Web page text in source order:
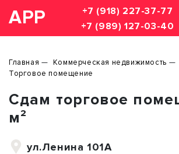
АРР
+7 (918) 227-37-77
+7 (989) 127-03-40
Главная Коммерческая недвижимость
Торговое помещение
Сдам торговое
м²
ул.Ленина 101А